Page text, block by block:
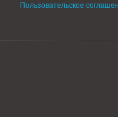
Пользовательское